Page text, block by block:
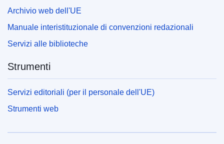
Archivio web dell'UE
Manuale interistituzionale di convenzioni redazionali
Servizi alle biblioteche
Strumenti
Servizi editoriali (per il personale dell'UE)
Strumenti web